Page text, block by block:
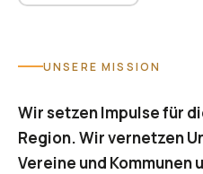
UNSERE MISSION
Wir setzen Impulse für
Region. Wir vernetzen
Vereine und Kommunen